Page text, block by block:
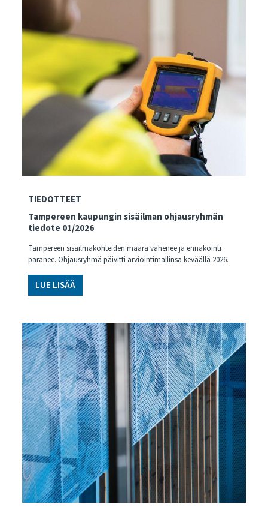
TIEDOTTEET
Tampereen kaupungin sisäilman ohjausryhmän
tiedote 01/2026
Tampereen sisäilmakohteiden määrä vähenee ja ennakointi
paranee. Ohjausryhmä päivitti arviointimallinsa keväällä 2026.
LUE LISÄÄ